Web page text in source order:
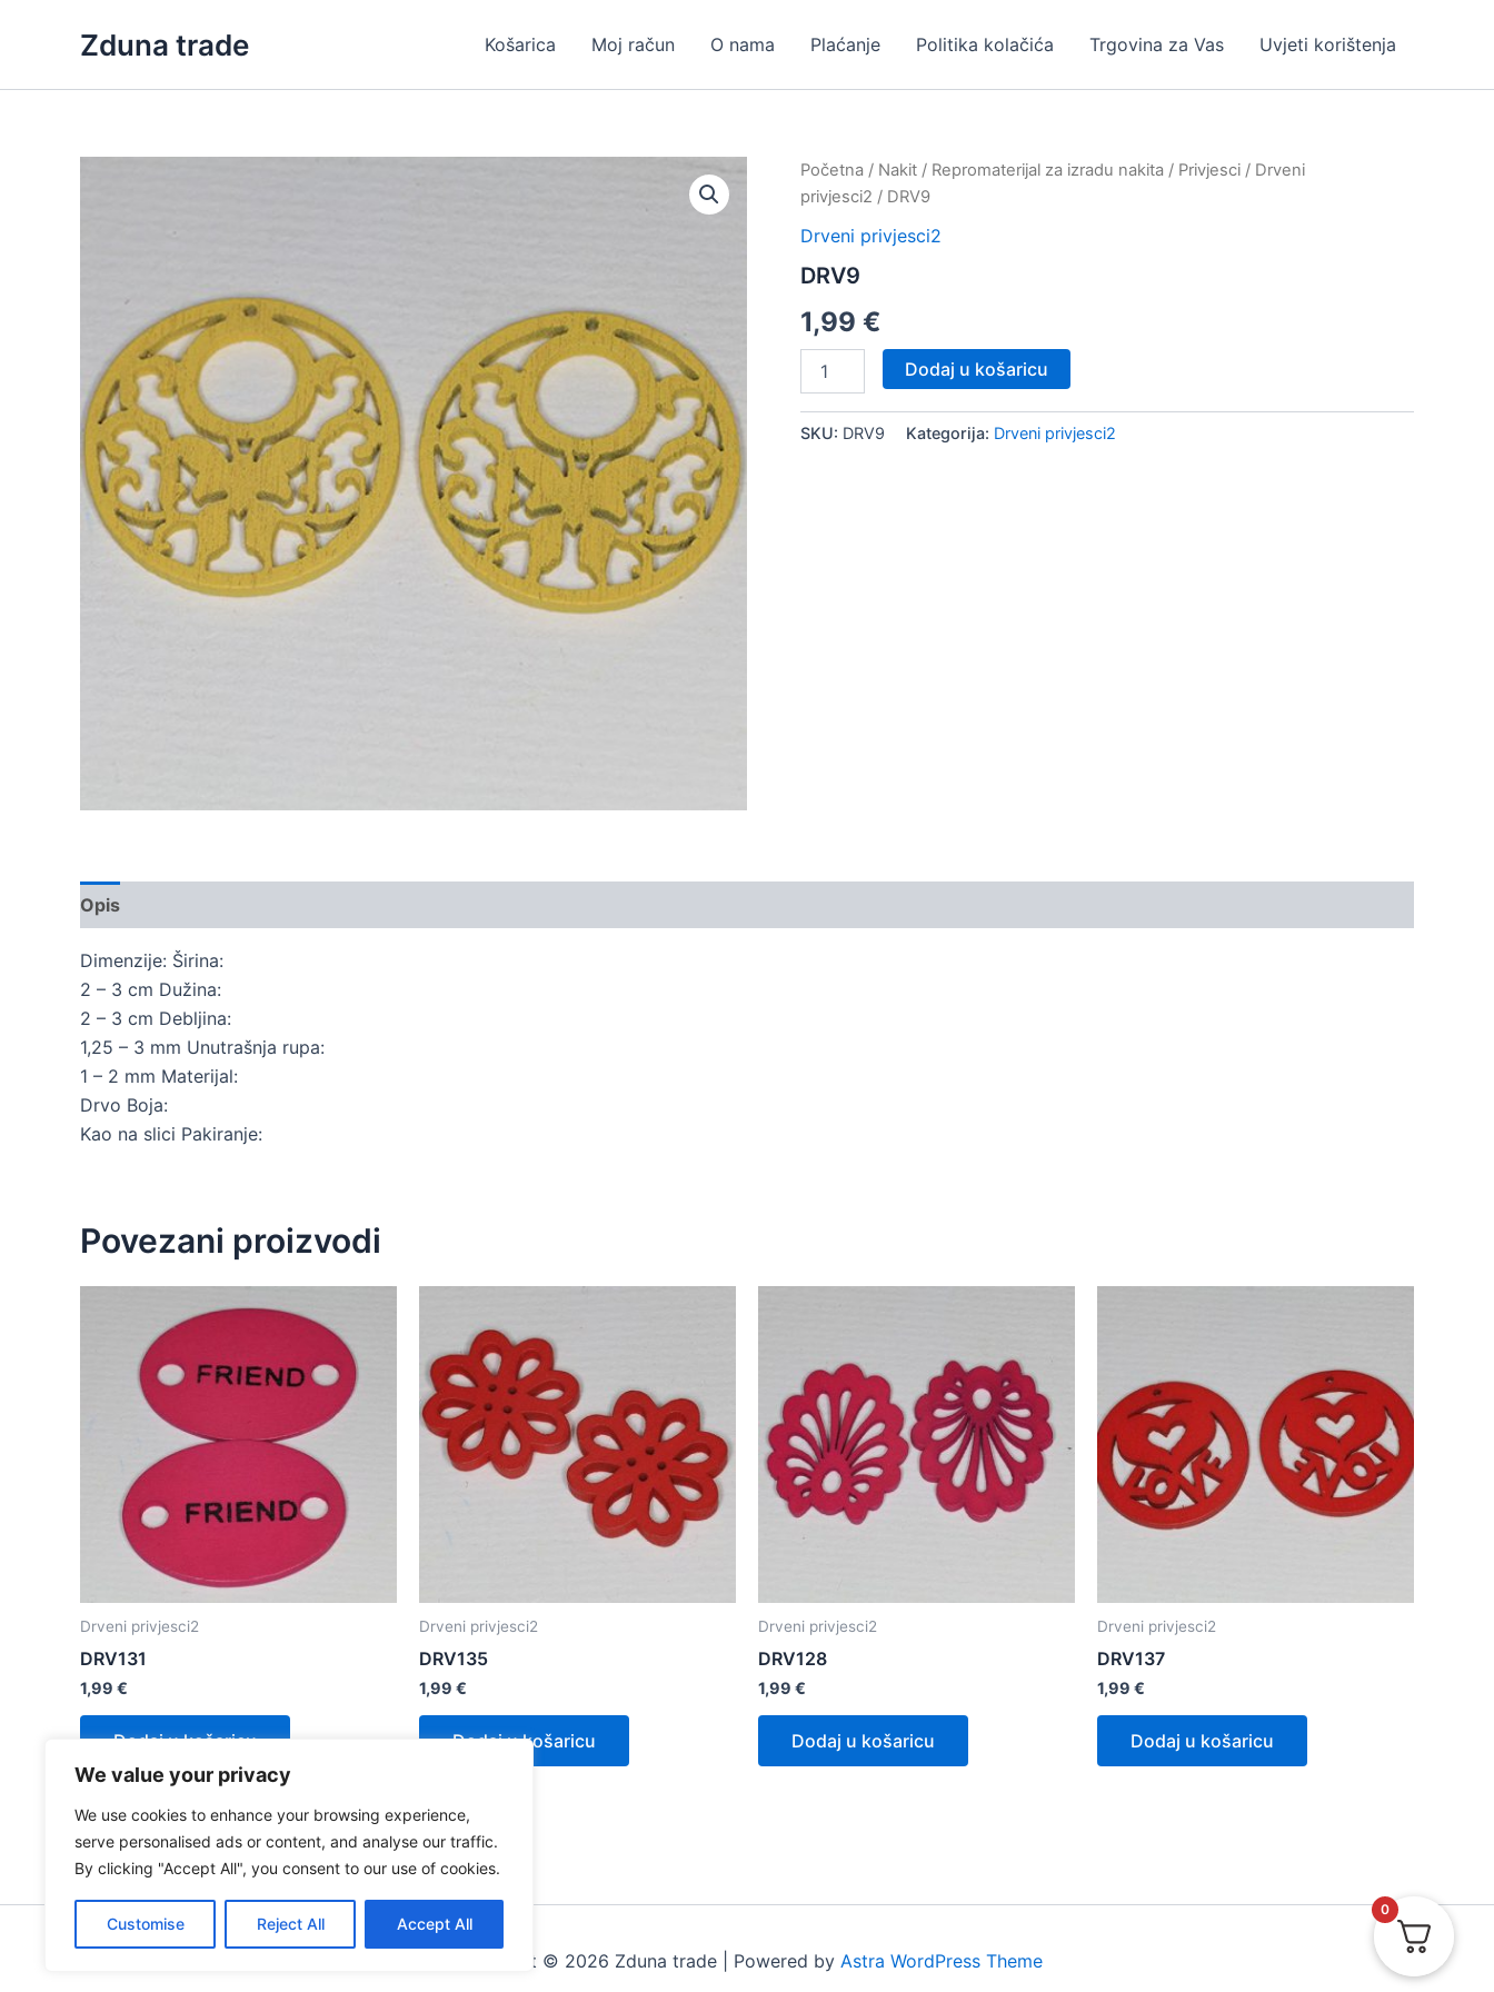
We value your privacy
We use cookies to enhance your browsing experience,
serve personalised ads or content, and analyse our traffic.
By clicking "Accept All", you consent to our use of cookies.
Customise Reject All Accept All
Zduna trade Košarica Moj račun O nama Plaćanje Politika kolačića Trgovina za Vas Uvjeti korištenja
Početna / Nakit / Repromaterijal za izradu nakita / Privjesci / Drveni
privjesci2 / DRV9
Drveni privjesci2
DRV9
1,99 €
količina
Dodaj u košaricu
SKU: DRV9 Kategorija: Drveni privjesci2
Opis
Dimenzije: Širina:
2 – 3 cm Dužina:
2 – 3 cm Debljina:
1,25 – 3 mm Unutrašnja rupa:
1 – 2 mm Materijal:
Drvo Boja:
Kao na slici Pakiranje:
Povezani proizvodi
Drveni privjesci2
DRV131
1,99 €
Dodaj u košaricu
Drveni privjesci2
DRV135
1,99 €
Dodaj u košaricu
Drveni privjesci2
DRV128
1,99 €
Dodaj u košaricu
Drveni privjesci2
DRV137
1,99 €
Dodaj u košaricu
Copyright © 2026 Zduna trade | Powered by Astra WordPress Theme
0